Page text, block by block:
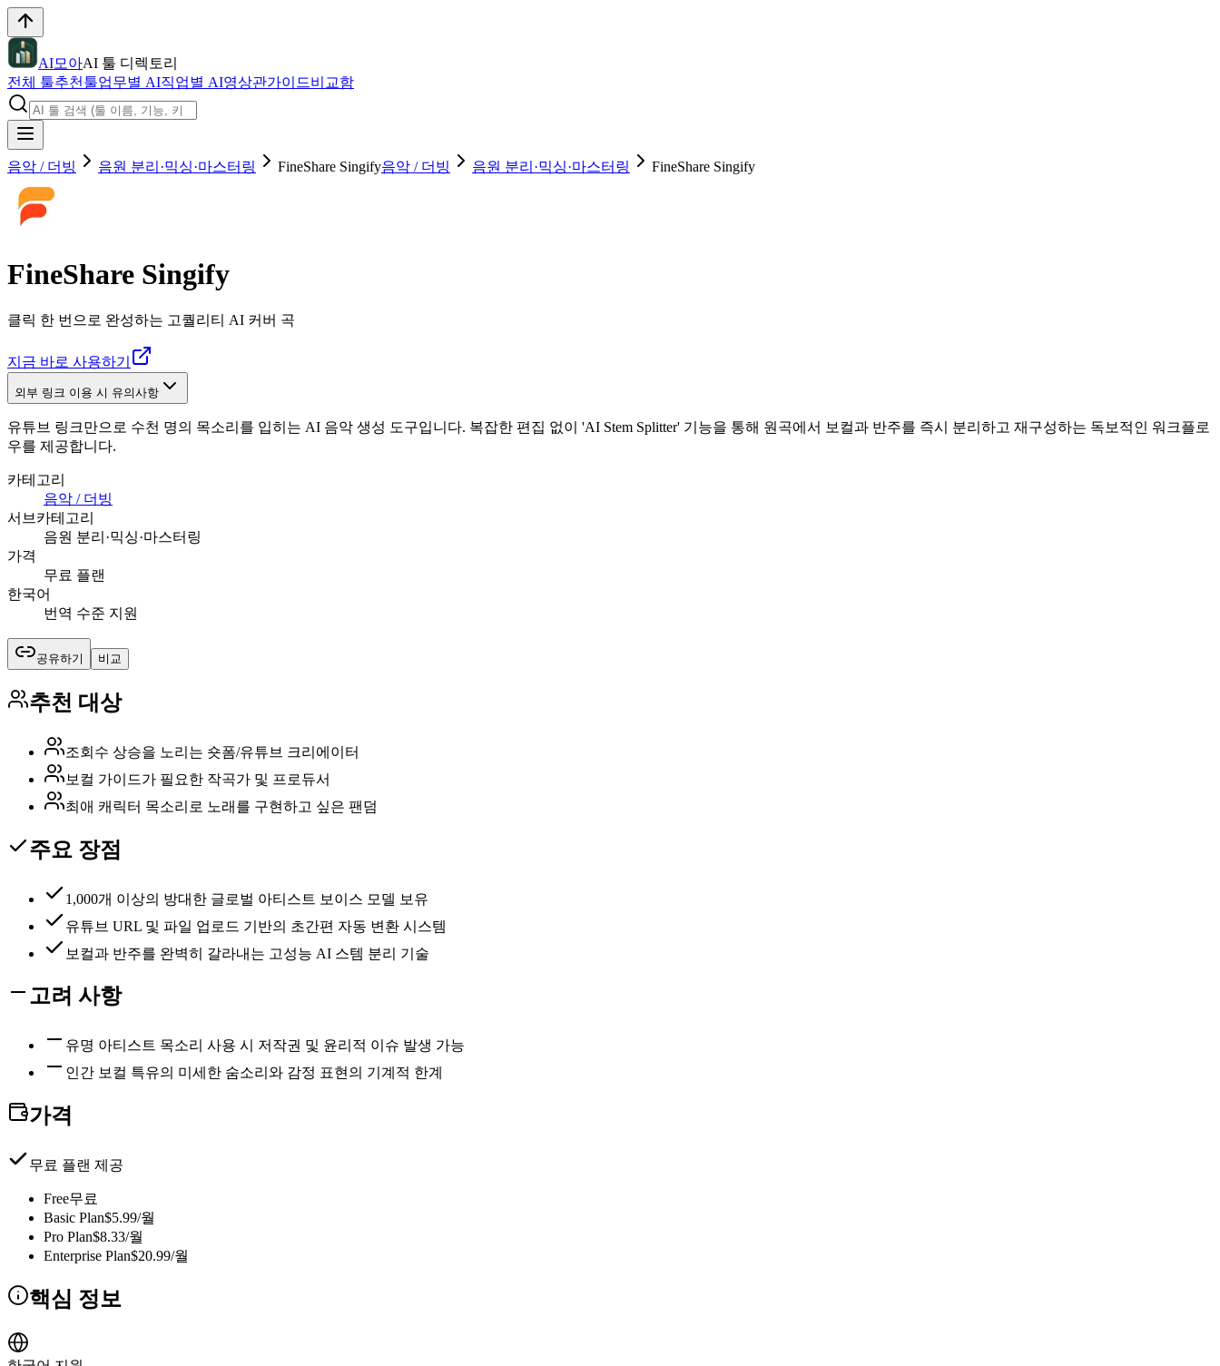
AI모아AI 툴 디렉토리
전체 툴추천툴업무별 AI직업별 AI영상관가이드비교함
음악 / 더빙 음원 분리·믹싱·마스터링 FineShare Singify음악 / 더빙 음원 분리·믹싱·마스터링 FineShare Singify
FineShare Singify
클릭 한 번으로 완성하는 고퀄리티 AI 커버 곡
지금 바로 사용하기
외부 링크 이용 시 유의사항
유튜브 링크만으로 수천 명의 목소리를 입히는 AI 음악 생성 도구입니다. 복잡한 편집 없이 'AI Stem Splitter' 기능을 통해 원곡에서 보컬과 반주를 즉시 분리하고 재구성하는 독보적인 워크플로
우를 제공합니다.
카테고리
음악 / 더빙
서브카테고리
음원 분리·믹싱·마스터링
가격
무료 플랜
한국어
번역 수준 지원
공유하기 비교
추천 대상
조회수 상승을 노리는 숏폼/유튜브 크리에이터
보컬 가이드가 필요한 작곡가 및 프로듀서
최애 캐릭터 목소리로 노래를 구현하고 싶은 팬덤
주요 장점
1,000개 이상의 방대한 글로벌 아티스트 보이스 모델 보유
유튜브 URL 및 파일 업로드 기반의 초간편 자동 변환 시스템
보컬과 반주를 완벽히 갈라내는 고성능 AI 스템 분리 기술
고려 사항
유명 아티스트 목소리 사용 시 저작권 및 윤리적 이슈 발생 가능
인간 보컬 특유의 미세한 숨소리와 감정 표현의 기계적 한계
가격
무료 플랜 제공
Free무료
Basic Plan$5.99/월
Pro Plan$8.33/월
Enterprise Plan$20.99/월
핵심 정보